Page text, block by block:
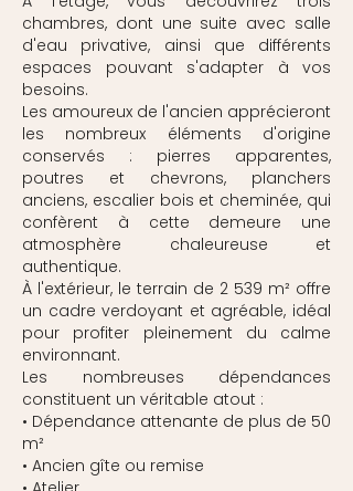
chambres, dont une suite avec salle
d'eau privative, ainsi que différents
espaces pouvant s'adapter à vos
besoins.
Les amoureux de l'ancien apprécieront
les nombreux éléments d'origine
conservés : pierres apparentes,
poutres et chevrons, planchers
anciens, escalier bois et cheminée, qui
confèrent à cette demeure une
atmosphère chaleureuse et
authentique.
À l'extérieur, le terrain de 2 539 m² offre
un cadre verdoyant et agréable, idéal
pour profiter pleinement du calme
environnant.
Les nombreuses dépendances
constituent un véritable atout :
• Dépendance attenante de plus de 50
m²
• Ancien gîte ou remise